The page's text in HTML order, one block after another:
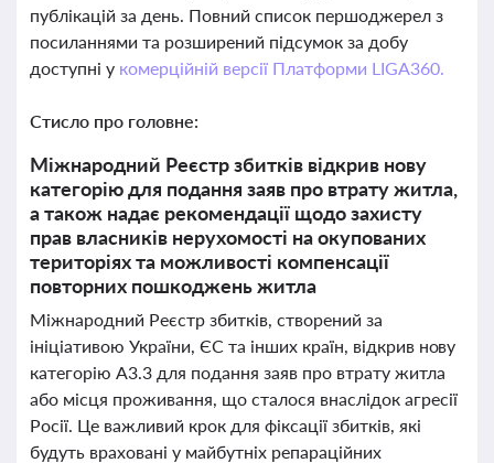
публікацій за день. Повний список першоджерел з
посиланнями та розширений підсумок за добу
доступні у комерційній версії Платформи LIGA360.
Стисло про головне:
Міжнародний Реєстр збитків відкрив нову
категорію для подання заяв про втрату житла,
а також надає рекомендації щодо захисту
прав власників нерухомості на окупованих
територіях та можливості компенсації
повторних пошкоджень житла
Міжнародний Реєстр збитків, створений за
ініціативою України, ЄС та інших країн, відкрив нову
категорію А3.3 для подання заяв про втрату житла
або місця проживання, що сталося внаслідок агресії
Росії. Це важливий крок для фіксації збитків, які
будуть враховані у майбутніх репараційних